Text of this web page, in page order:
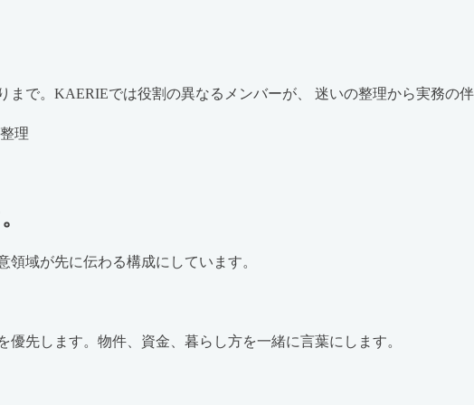
で。KAERIEでは役割の異なるメンバーが、 迷いの整理から実務の
理
域が先に伝わる構成にしています。
先します。物件、資金、暮らし方を一緒に言葉にします。